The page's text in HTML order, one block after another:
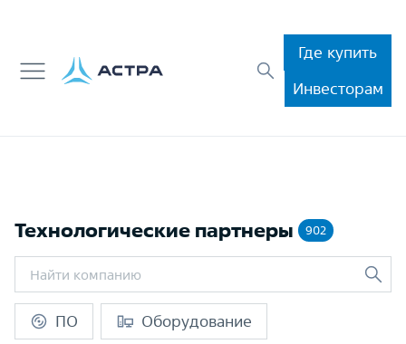
Где купить
Инвесторам
Технологические партнеры 902
ПО Оборудование